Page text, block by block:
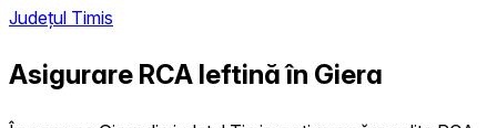
Județul Timis
Asigurare RCA Ieftină în Giera